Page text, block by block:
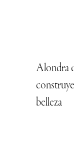
Alondra
belleza